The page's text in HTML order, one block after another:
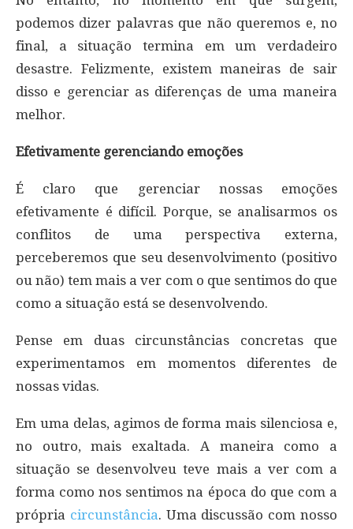
podemos dizer palavras que não queremos e, no
final, a situação termina em um verdadeiro
desastre. Felizmente, existem maneiras de sair
disso e gerenciar as diferenças de uma maneira
melhor.
Efetivamente gerenciando emoções
É claro que gerenciar nossas emoções
efetivamente é difícil. Porque, se analisarmos os
conflitos de uma perspectiva externa,
perceberemos que seu desenvolvimento (positivo
ou não) tem mais a ver com o que sentimos do que
como a situação está se desenvolvendo.
Pense em duas circunstâncias concretas que
experimentamos em momentos diferentes de
nossas vidas.
Em uma delas, agimos de forma mais silenciosa e,
no outro, mais exaltada. A maneira como a
situação se desenvolveu teve mais a ver com a
forma como nos sentimos na época do que com a
própria circunstância. Uma discussão com nosso